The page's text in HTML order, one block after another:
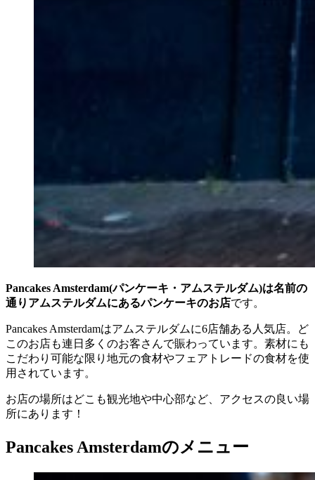
Pancakes Amsterdam(パンケーキ・アムステルダム)は名前の
通りアムステルダムにあるパンケーキのお店です。
Pancakes Amsterdamはアムステルダムに6店舗ある人気店。ど
このお店も連日多くのお客さんで賑わっています。素材にも
こだわり可能な限り地元の食材やフェアトレードの食材を使
用されています。
お店の場所はどこも観光地や中心部など、アクセスの良い場
所にあります！
Pancakes Amsterdamのメニュー